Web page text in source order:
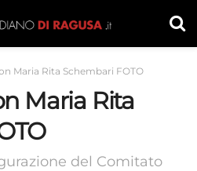
Maria Rita Schembari FOTO
Maria Rita
del Comitato